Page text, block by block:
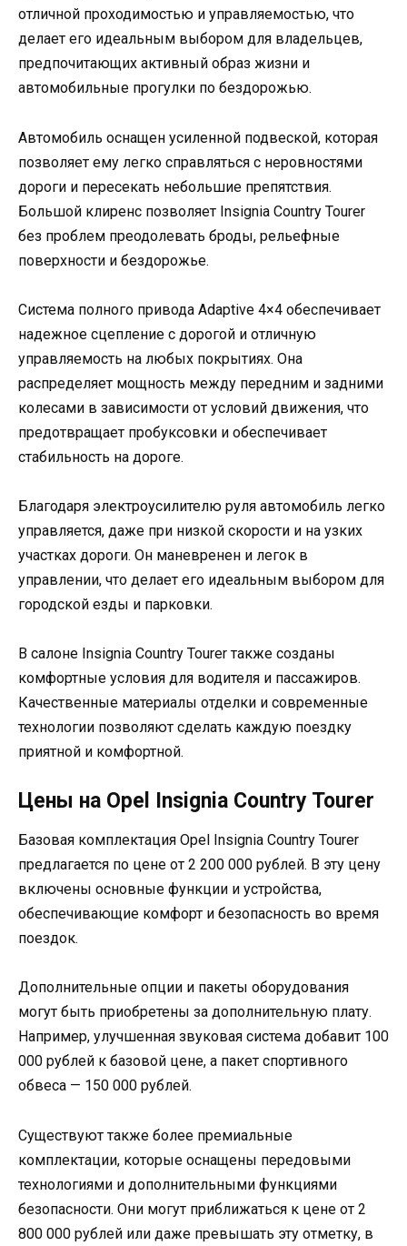
отличной проходимостью и управляемостью, что
делает его идеальным выбором для владельцев,
предпочитающих активный образ жизни и
автомобильные прогулки по бездорожью.
Автомобиль оснащен усиленной подвеской, которая
позволяет ему легко справляться с неровностями
дороги и пересекать небольшие препятствия.
Большой клиренс позволяет Insignia Country Tourer
без проблем преодолевать броды, рельефные
поверхности и бездорожье.
Система полного привода Adaptive 4×4 обеспечивает
надежное сцепление с дорогой и отличную
управляемость на любых покрытиях. Она
распределяет мощность между передним и задними
колесами в зависимости от условий движения, что
предотвращает пробуксовки и обеспечивает
стабильность на дороге.
Благодаря электроусилителю руля автомобиль легко
управляется, даже при низкой скорости и на узких
участках дороги. Он маневренен и легок в
управлении, что делает его идеальным выбором для
городской езды и парковки.
В салоне Insignia Country Tourer также созданы
комфортные условия для водителя и пассажиров.
Качественные материалы отделки и современные
технологии позволяют сделать каждую поездку
приятной и комфортной.
Цены на Opel Insignia Country Tourer
Базовая комплектация Opel Insignia Country Tourer
предлагается по цене от 2 200 000 рублей. В эту цену
включены основные функции и устройства,
обеспечивающие комфорт и безопасность во время
поездок.
Дополнительные опции и пакеты оборудования
могут быть приобретены за дополнительную плату.
Например, улучшенная звуковая система добавит 100
000 рублей к базовой цене, а пакет спортивного
обвеса — 150 000 рублей.
Существуют также более премиальные
комплектации, которые оснащены передовыми
технологиями и дополнительными функциями
безопасности. Они могут приближаться к цене от 2
800 000 рублей или даже превышать эту отметку, в